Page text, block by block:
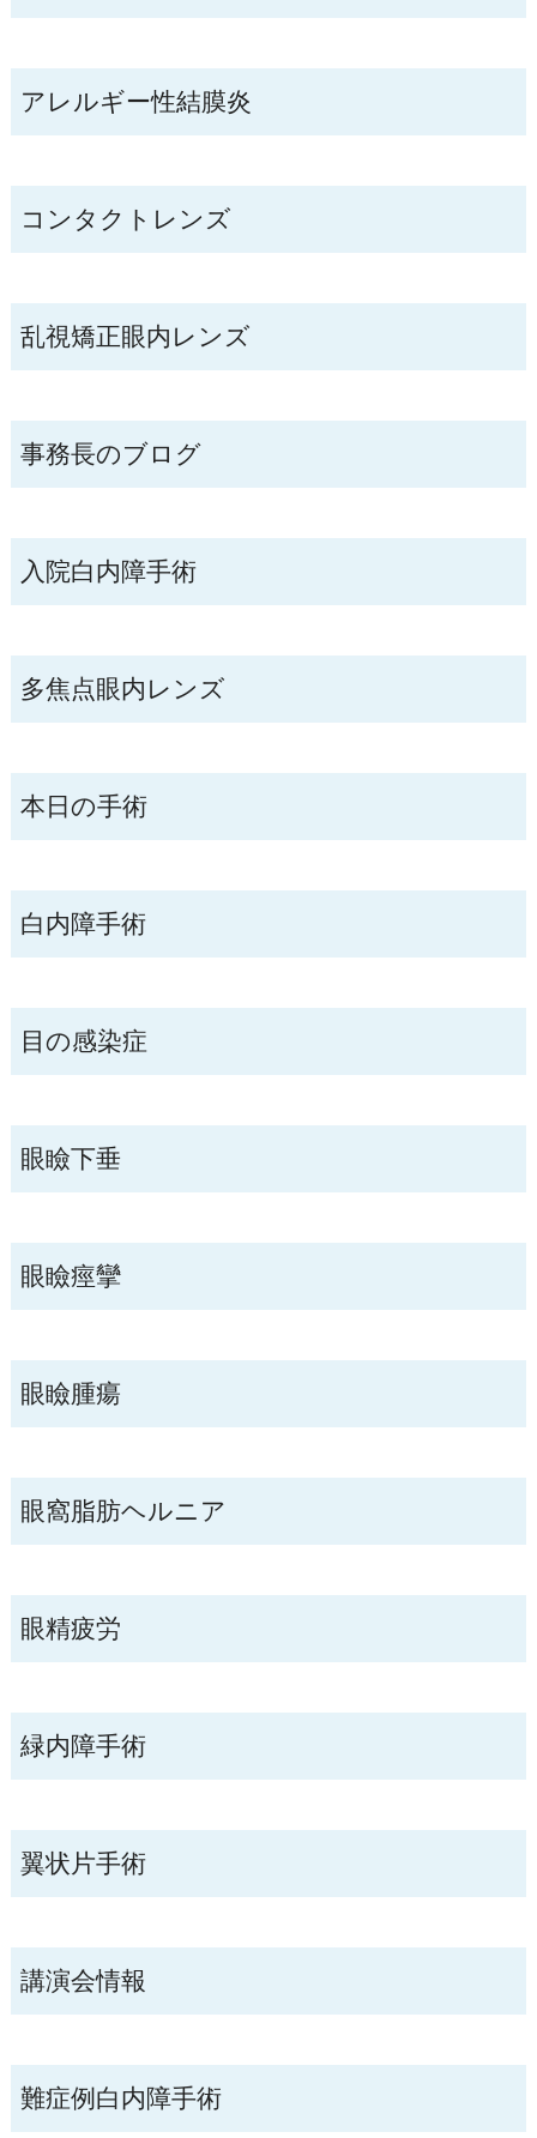
アレルギー性結膜炎
コンタクトレンズ
乱視矯正眼内レンズ
事務長のブログ
入院白内障手術
多焦点眼内レンズ
本日の手術
白内障手術
目の感染症
眼瞼下垂
眼瞼痙攣
眼瞼腫瘍
眼窩脂肪ヘルニア
眼精疲労
緑内障手術
翼状片手術
講演会情報
難症例白内障手術